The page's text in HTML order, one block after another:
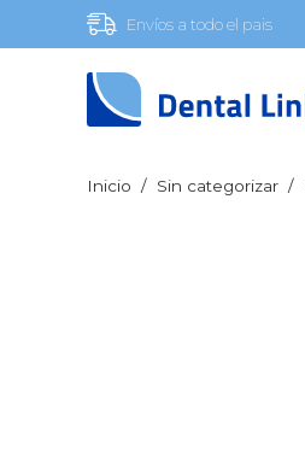
Envíos a todo el pais
Inicio / Sin categorizar /